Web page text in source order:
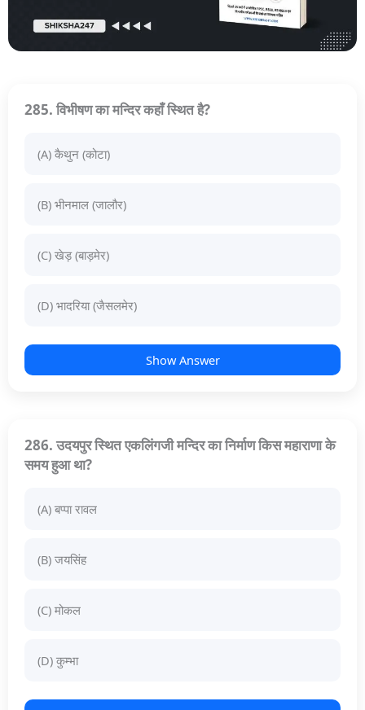
285. विभीषण का मन्दिर कहाँ स्थित है?
(A) कैथुन (कोटा)
(B) भीनमाल (जालौर)
(C) खेड़ (बाड़मेर)
(D) भादरिया (जैसलमेर)
Show Answer
286. उदयपुर स्थित एकलिंगजी मन्दिर का निर्माण किस महाराणा के
समय हुआ था?
(A) बप्पा रावल
(B) जयसिंह
(C) मोकल
(D) कुम्भा